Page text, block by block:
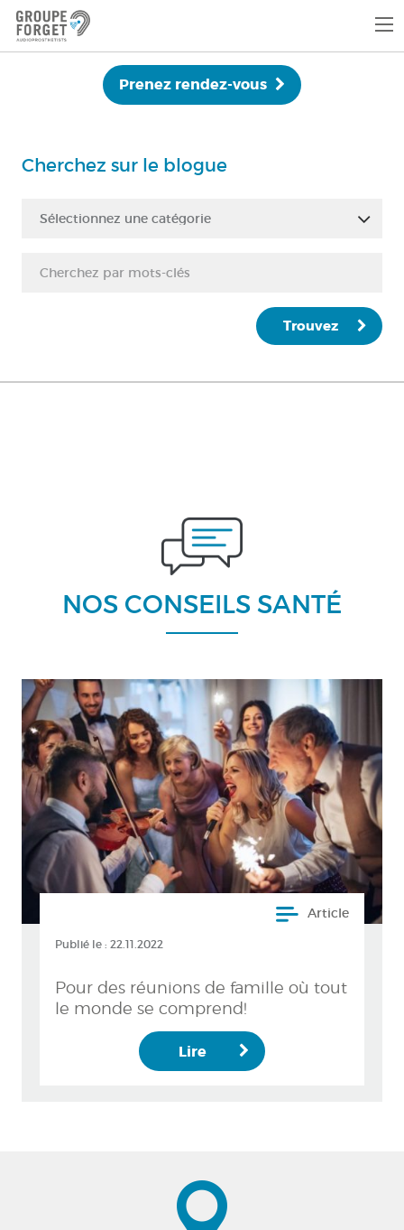
Prenez rendez-vous
Cherchez sur le blogue
Sélectionnez une catégorie
Trouvez
NOS CONSEILS SANTÉ
Article
Publié le : 22.11.2022
Pour des réunions de famille où tout
le monde se comprend!
Lire